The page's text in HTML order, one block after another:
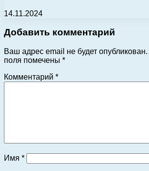
14.11.2024
Добавить комментарий
Ваш адрес email не будет опубликован.
поля помечены *
Комментарий *
Имя *